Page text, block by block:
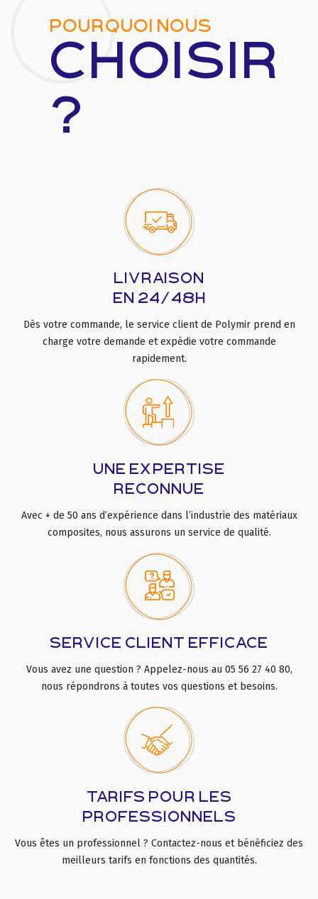
POURQUOI NOUS
Choisir
?
LIVRAISON
EN 24/48H
Dès votre commande, le service client de Polymir prend en
charge votre demande et expédie votre commande
rapidement.
UNE EXPERTISE
RECONNUE
Avec + de 50 ans d’expérience dans l’industrie des matériaux
composites, nous assurons un service de qualité.
SERVICE CLIENT EFFICACE
Vous avez une question ? Appelez-nous au 05 56 27 40 80,
nous répondrons à toutes vos questions et besoins.
TARIFS POUR LES
PROFESSIONNELS
Vous êtes un professionnel ? Contactez-nous et bénéficiez des
meilleurs tarifs en fonctions des quantités.